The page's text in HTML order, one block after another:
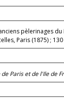
pèlerinages du
Paris (1875) ;
Paris et de l'Ile de